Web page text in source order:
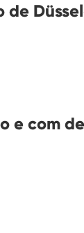
de
e com